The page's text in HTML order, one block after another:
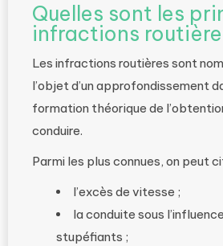
Quelles sont les
infractions
Les infractions routières sont
l’objet d’un approfondissement
formation théorique de
conduire.
Parmi les plus connues, on peut
l’excès de vitesse ;
la conduite sous
stupéfiants ;